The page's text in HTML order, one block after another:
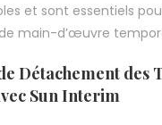
et sont essentiels
main-d’œuvre
Détachement
Sun Interim